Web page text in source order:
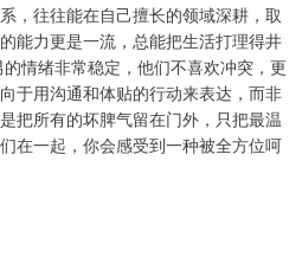
，往往能在自己擅长的领域深耕，取
能力更是一流，总能把生活打理得井
情绪非常稳定，他们不喜欢冲突，更
于用沟通和体贴的行动来表达，而非
把所有的坏脾气留在门外，只把最温
在一起，你会感受到一种被全方位呵